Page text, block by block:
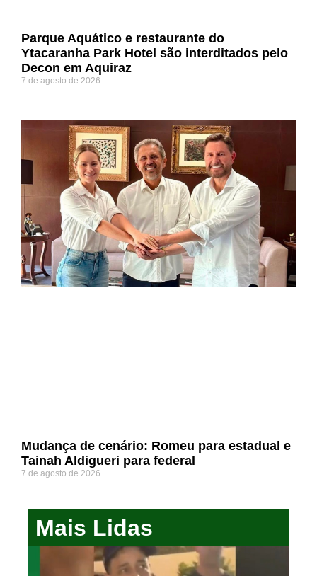
Parque Aquático e restaurante do
Ytacaranha Park Hotel são interditados pelo
Decon em Aquiraz
7 de agosto de 2026
Mudança de cenário: Romeu para estadual e
Tainah Aldigueri para federal
7 de agosto de 2026
Mais Lidas